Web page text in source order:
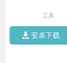
工具
安卓下载